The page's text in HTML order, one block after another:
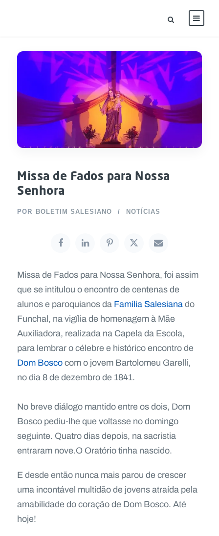
Missa de Fados para Nossa
Senhora
POR BOLETIM SALESIANO NOTÍCIAS
Missa de Fados para Nossa Senhora, foi assim
que se intitulou o encontro de centenas de
alunos e paroquianos daFamília Salesianado
Funchal, na vigília de homenagem à Mãe
Auxiliadora, realizada na Capela da Escola,
para lembrar o célebre e histórico encontro de
Dom Boscocom o jovem Bartolomeu Garelli,
no dia 8 de dezembro de 1841.
No breve diálogo mantido entre os dois, Dom
Bosco pediu-lhe que voltasse no domingo
seguinte. Quatro dias depois, na sacristia
entraram nove.O Oratório tinha nascido.
E desde então nunca mais parou de crescer
uma incontável multidão de jovens atraída pela
amabilidade do coração de Dom Bosco. Até
hoje!